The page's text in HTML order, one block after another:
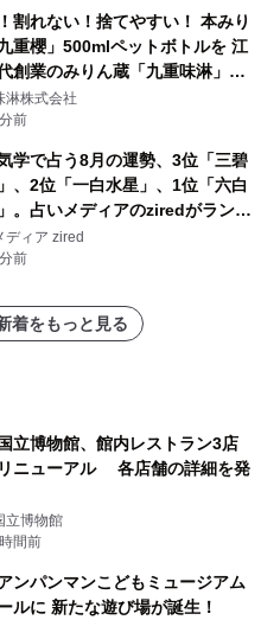
割れない！捨てやすい！ 本みり
重櫻」500mlペットボトルを 江
創業のみりん蔵「九重味淋」が
日に新発売
淋株式会社
前
学で占う8月の運勢、3位「三碧
、2位「一白水星」、1位「六白
。占いメディアのziredがランキ
発表
ディア zired
前
着をもっと見る
立博物館、館内レストラン3店
ニューアル 各店舗の詳細を発
立博物館
間前
ンパンマンこどもミュージアム
ルに 新たな遊び場が誕生！